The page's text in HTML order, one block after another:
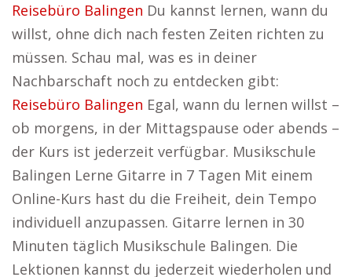
Reisebüro Balingen Du kannst lernen, wann du
willst, ohne dich nach festen Zeiten richten zu
müssen. Schau mal, was es in deiner
Nachbarschaft noch zu entdecken gibt:
Reisebüro Balingen Egal, wann du lernen willst –
ob morgens, in der Mittagspause oder abends –
der Kurs ist jederzeit verfügbar. Musikschule
Balingen Lerne Gitarre in 7 Tagen Mit einem
Online-Kurs hast du die Freiheit, dein Tempo
individuell anzupassen. Gitarre lernen in 30
Minuten täglich Musikschule Balingen. Die
Lektionen kannst du jederzeit wiederholen und